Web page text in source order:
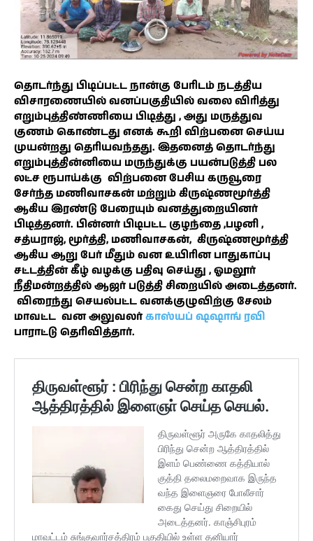
தொடர்ந்து பிடிப்பட்ட நான்கு பேரிடம் நடத்திய
விசாரணையில் வனப்பகுதியில் வலை விரித்து
எறும்புத்திண்ணியை பிடித்து , அது மருத்துவ
குணம் கொண்டது எனக் கூறி விற்பனை செய்ய
முயன்றது தெரியவந்தது. இதனைத் தொடர்ந்து
எறும்புத்தின்னியை மருந்துக்கு பயன்படுத்தி பல
லட்ச ரூபாய்க்கு விற்பனை பேசிய கருவூரை
சேர்ந்த மணிவாசகன் மற்றும் கிருஷ்ணமூர்த்தி
ஆகிய இரண்டு பேரையும் வனத்துறையினர்
பிடித்தனர். பின்னர் பிடிபட்ட குழந்தை ,பழனி ,
சத்யராஜ், மூர்த்தி, மணிவாசகன், கிருஷ்ணமூர்த்தி
ஆகிய ஆறு பேர் மீதும் வன உயிரின பாதுகாப்பு
சட்டத்தின் கீழ் வழக்கு பதிவு செய்து , ஓமலூர்
நீதிமன்றத்தில் ஆஜர் படுத்தி சிறையில் அடைத்தனர்.
விரைந்து செயல்பட்ட வனக்குழுவிற்கு சேலம்
மாவட்ட வன அலுவலர்காஸ்யப் ஷஷாங் ரவி
பாராட்டு தெரிவித்தார்.